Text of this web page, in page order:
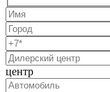
центр